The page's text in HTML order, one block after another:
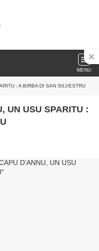
MENU
: A BIRBA DI SAN SILVESTRU
UN USU SPARITU :